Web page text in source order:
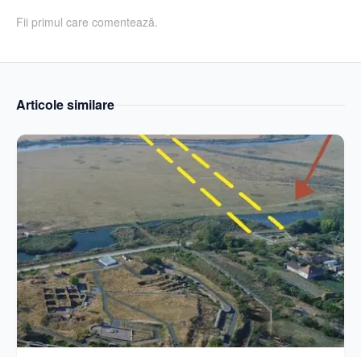
Fii primul care comentează.
Articole similare